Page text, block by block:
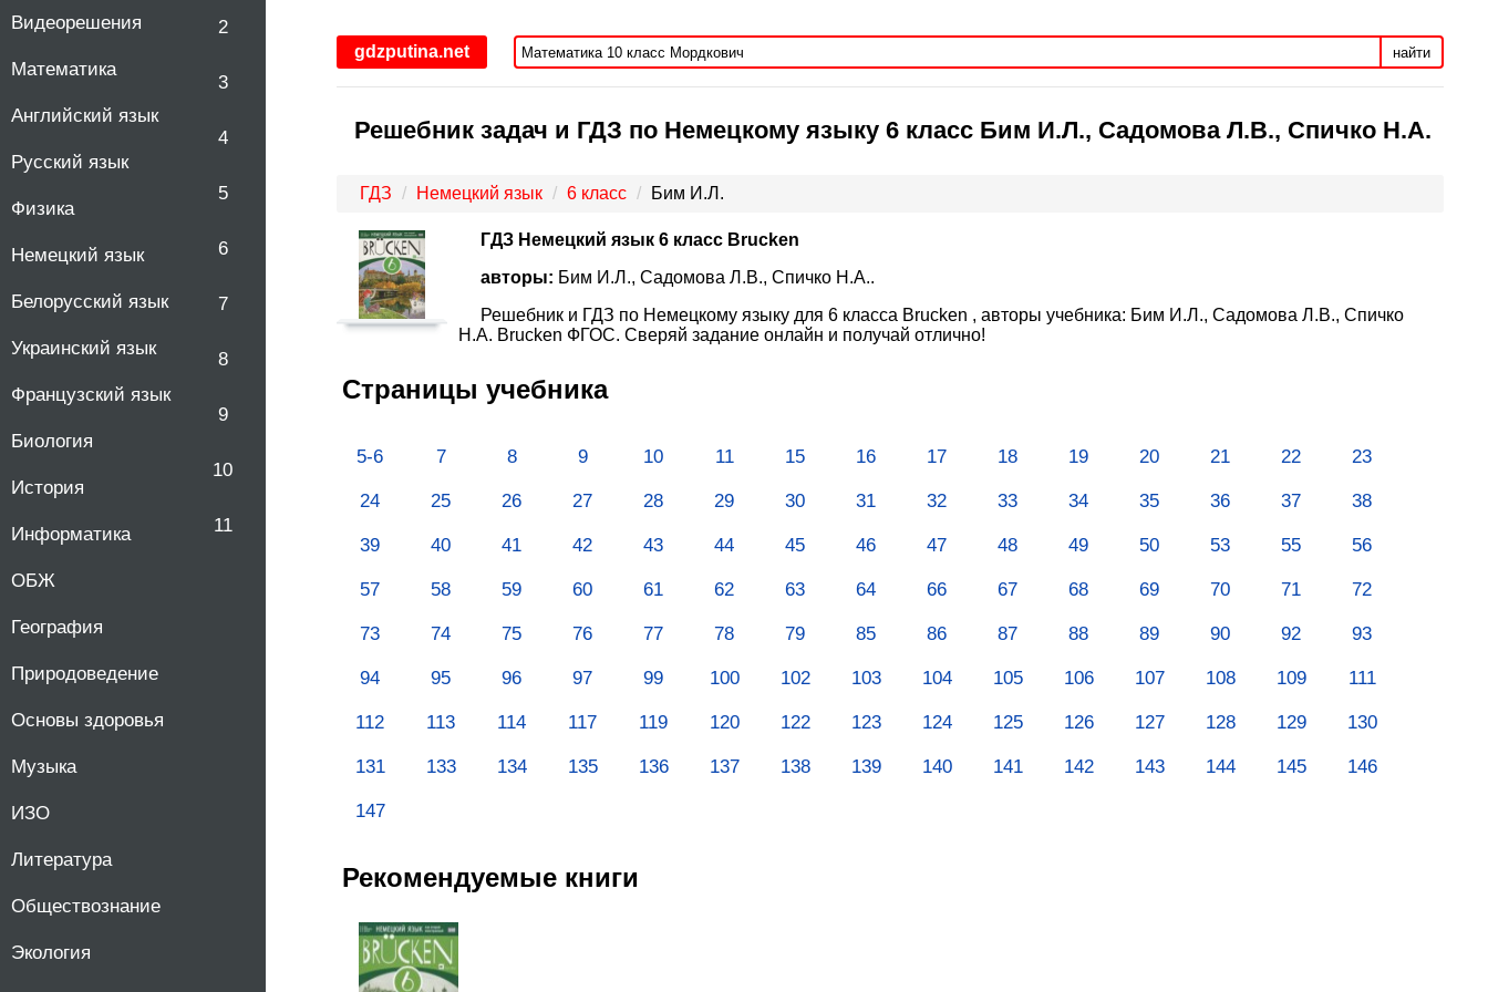
Видеорешения
Математика
Английский язык
Русский язык
Физика
Немецкий язык
Белорусский язык
Украинский язык
Французский язык
Биология
История
Информатика
ОБЖ
География
Природоведение
Основы здоровья
Музыка
ИЗО
Литература
Обществознание
Экология
2
3
4
5
6
7
8
9
10
11
gdzputina.net найти
Решебник задач и ГДЗ по Немецкому языку 6 класс Бим И.Л., Садомова Л.В., Спичко Н.А.
ГДЗ Немецкий язык 6 класс Бим И.Л.
ГДЗ Немецкий язык 6 класс Brucken
авторы: Бим И.Л., Садомова Л.В., Спичко Н.А..
Решебник и ГДЗ по Немецкому языку для 6 класса Brucken , авторы учебника: Бим И.Л., Садомова Л.В., Спичко
Н.А. Brucken ФГОС. Сверяй задание онлайн и получай отлично!
Страницы учебника
5-6 7 8 9 10 11 15 16 17 18 19 20 21 22 23
24 25 26 27 28 29 30 31 32 33 34 35 36 37 38
39 40 41 42 43 44 45 46 47 48 49 50 53 55 56
57 58 59 60 61 62 63 64 66 67 68 69 70 71 72
73 74 75 76 77 78 79 85 86 87 88 89 90 92 93
94 95 96 97 99 100 102 103 104 105 106 107 108 109 111
112 113 114 117 119 120 122 123 124 125 126 127 128 129 130
131 133 134 135 136 137 138 139 140 141 142 143 144 145 146
147
Рекомендуемые книги